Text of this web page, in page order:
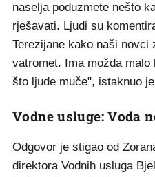
naselja poduzmete nešto
rješavati. Ljudi su
Terezijane kako naši novci
vatromet. Ima možda
što ljude muče", istaknuo
Vodne usluge: Voda
Odgovor je stigao od
direktora Vodnih usluga